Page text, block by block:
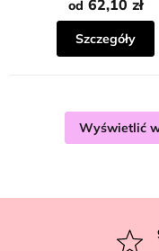
od 62,10 zł
Szczegóły
Wyświetlić